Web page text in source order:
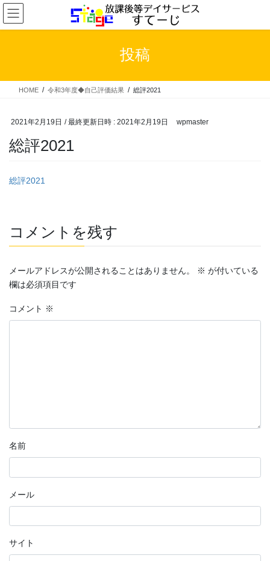
コ
ン
テ
ス
ナ
ビ
ゲ
ン
投稿
HOME 令和3年度◆自己評価結果 総評2021
2021年2月19日 / 最終更新日時 : 2021年2月19日 wpmaster
総評2021
総評2021
コメントを残す
メールアドレスが公開されることはありません。 ※ が付いている
欄は必須項目です
コメント ※
名前
メール
サイト